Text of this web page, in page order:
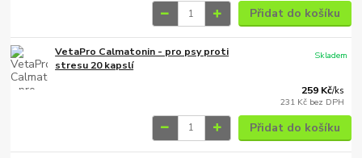
Přidat do košíku
VetaPro Calmatonin - pro psy proti
stresu 20 kapslí
259 Kč/ks
231 Kč bez DPH
Skladem
Přidat do košíku